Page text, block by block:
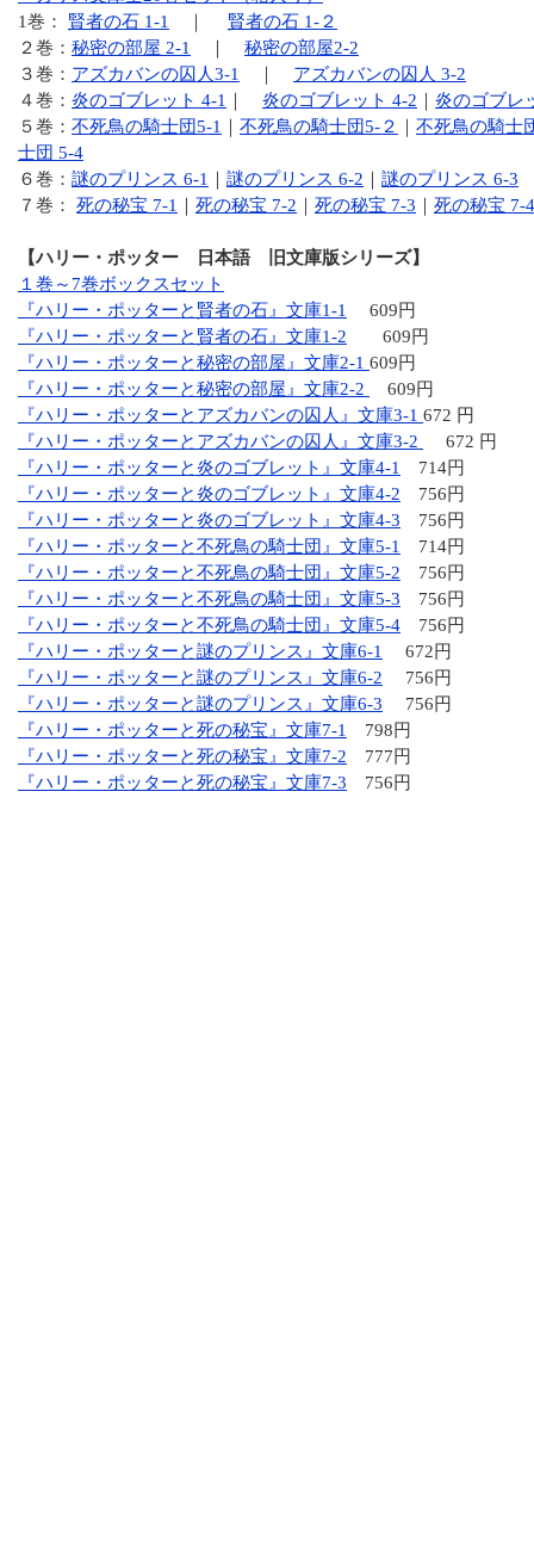
1巻： 賢者の石 1-1
賢者の石 1-２
２巻： 秘密の部屋 2-1
秘密の部屋2-2
３巻： アズカバンの囚人3-1
アズカバンの囚人 3-2
４巻： 炎のゴブレット 4-1 炎のゴブレット 4-2
炎のゴブレ
５巻： 不死鳥の騎士団5-1 不死鳥の騎士団5-２
不死鳥の騎士
士団 5-4
６巻： 謎のプリンス 6-1 謎のプリンス 6-2
謎のプリンス 6-3
７巻： 死の秘宝 7-1 死の秘宝 7-2 死の秘宝 7-3 死の秘宝 7-4
【ハリー・ポッター 日本語 旧文庫版シリーズ】
１巻～7巻ボックスセット
『ハリー・ポッターと賢者の石』文庫1-1
609円
『ハリー・ポッターと賢者の石』文庫1-2 609円
『ハリー・ポッターと秘密の部屋』文庫2-1 609円
『ハリー・ポッターと秘密の部屋』文庫2-2
609円
『ハリー・ポッターとアズカバンの囚人』文庫3-1 672 円
『ハリー・ポッターとアズカバンの囚人』文庫3-2
672 円
『ハリー・ポッターと炎のゴブレット』文庫4-1
714円
『ハリー・ポッターと炎のゴブレット』文庫4-2 756円
『ハリー・ポッターと炎のゴブレット』文庫4-3 756円
『ハリー・ポッターと不死鳥の騎士団』文庫5-1
714円
『ハリー・ポッターと不死鳥の騎士団』文庫5-2 756円
『ハリー・ポッターと不死鳥の騎士団』文庫5-3 756円
『ハリー・ポッターと不死鳥の騎士団』文庫5-4 756円
『ハリー・ポッターと謎のプリンス』文庫6-1
672円
『ハリー・ポッターと謎のプリンス』文庫6-2 756円
『ハリー・ポッターと謎のプリンス』文庫6-3 756円
『ハリー・ポッターと死の秘宝』文庫7-1
798円
『ハリー・ポッターと死の秘宝』文庫7-2 777円
『ハリー・ポッターと死の秘宝』文庫7-3 756円